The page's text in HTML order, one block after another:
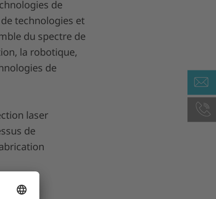
de
technologies et
du spectre de
la robotique,
de
laser
de